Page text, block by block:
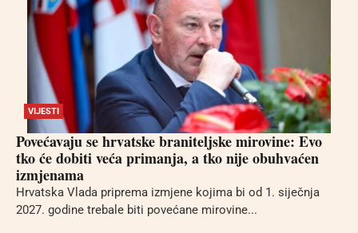
VIJESTI
Povećavaju se hrvatske braniteljske mirovine: Evo
tko će dobiti veća primanja, a tko nije obuhvaćen
izmjenama
Hrvatska Vlada priprema izmjene kojima bi od 1. siječnja
2027. godine trebale biti povećane mirovine...